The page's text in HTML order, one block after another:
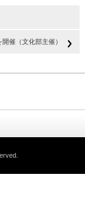
催（文化部主催）